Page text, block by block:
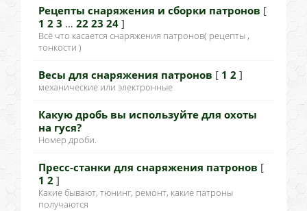
Рецепты снаряжения и сборки патронов [
1 2 3 … 22 23 24 ]
Всё что касается снаряжения патронов( рецепты ,
тонкости )
Весы для снаряжения патронов [ 1 2 ]
механические или электронные
Какую дробь вы используйте для охоты
на гуся?
Номер дроби.
Пресс-станки для снаряжения патронов [
1 2 ]
Какие бывают, тюнинг, ремонт, какие патроны
получаются